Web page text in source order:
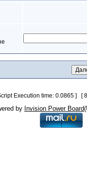
Execution time: 0.0865 ] [
by Invision Power Board